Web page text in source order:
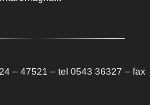
– 47521 – tel 0543 36327 – fax